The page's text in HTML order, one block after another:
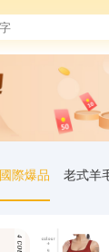
國際爆品 老式羊